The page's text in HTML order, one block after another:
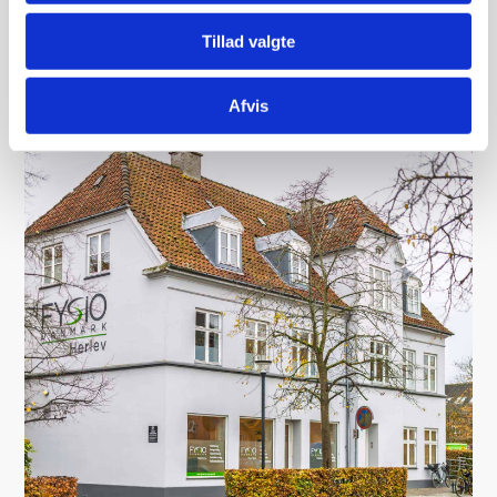
Tillad valgte
Afvis
tennisspillere, men også mange andre, der dyrker sport.
Skaden forekommer typisk hos folk, der ofte laver ensformige
bevægelser med armen, mens albuen er bøjet. Der er
heldigvis noget at gøre ved det, hvilket vi kan hjælpe dig med.